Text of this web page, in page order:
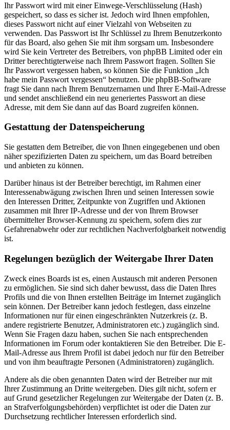
Ihr Passwort wird mit einer Einwege-Verschlüsselung (Hash)
gespeichert, so dass es sicher ist. Jedoch wird Ihnen empfohlen,
dieses Passwort nicht auf einer Vielzahl von Webseiten zu
verwenden. Das Passwort ist Ihr Schlüssel zu Ihrem Benutzerkonto
für das Board, also gehen Sie mit ihm sorgsam um. Insbesondere
wird Sie kein Vertreter des Betreibers, von phpBB Limited oder ein
Dritter berechtigterweise nach Ihrem Passwort fragen. Sollten Sie
Ihr Passwort vergessen haben, so können Sie die Funktion „Ich
habe mein Passwort vergessen“ benutzen. Die phpBB-Software
fragt Sie dann nach Ihrem Benutzernamen und Ihrer E-Mail-Adresse
und sendet anschließend ein neu generiertes Passwort an diese
Adresse, mit dem Sie dann auf das Board zugreifen können.
Gestattung der Datenspeicherung
Sie gestatten dem Betreiber, die von Ihnen eingegebenen und oben
näher spezifizierten Daten zu speichern, um das Board betreiben
und anbieten zu können.
Darüber hinaus ist der Betreiber berechtigt, im Rahmen einer
Interessenabwägung zwischen Ihren und seinen Interessen sowie
den Interessen Dritter, Zeitpunkte von Zugriffen und Aktionen
zusammen mit Ihrer IP-Adresse und der von Ihrem Browser
übermittelter Browser-Kennung zu speichern, sofern dies zur
Gefahrenabwehr oder zur rechtlichen Nachverfolgbarkeit notwendig
ist.
Regelungen bezüglich der Weitergabe Ihrer Daten
Zweck eines Boards ist es, einen Austausch mit anderen Personen
zu ermöglichen. Sie sind sich daher bewusst, dass die Daten Ihres
Profils und die von Ihnen erstellten Beiträge im Internet zugänglich
sein können. Der Betreiber kann jedoch festlegen, dass einzelne
Informationen nur für einen eingeschränkten Nutzerkreis (z. B.
andere registrierte Benutzer, Administratoren etc.) zugänglich sind.
Wenn Sie Fragen dazu haben, suchen Sie nach entsprechenden
Informationen im Forum oder kontaktieren Sie den Betreiber. Die E-
Mail-Adresse aus Ihrem Profil ist dabei jedoch nur für den Betreiber
und von ihm beauftragte Personen (Administratoren) zugänglich.
Andere als die oben genannten Daten wird der Betreiber nur mit
Ihrer Zustimmung an Dritte weitergeben. Dies gilt nicht, sofern er
auf Grund gesetzlicher Regelungen zur Weitergabe der Daten (z. B.
an Strafverfolgungsbehörden) verpflichtet ist oder die Daten zur
Durchsetzung rechtlicher Interessen erforderlich sind.